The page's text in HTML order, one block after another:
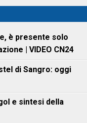
è presente solo
| VIDEO CN24
di Sangro: oggi
e sintesi della